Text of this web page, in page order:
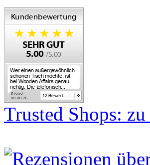
Trusted Shops: